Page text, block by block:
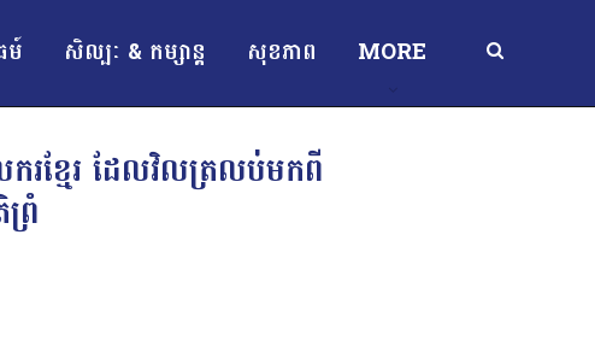
ម៍ សិល្បៈ & កម្សាន្ត សុខភាព MORE
រខ្មែរ ដែលវិលត្រលប់មកពី
រំ